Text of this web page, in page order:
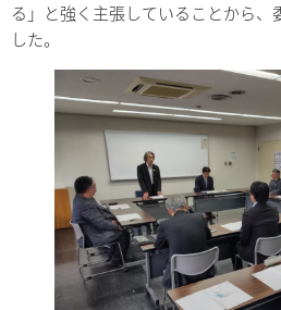
る」と強く主張していることから、
した。